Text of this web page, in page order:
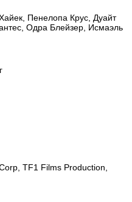
Пенелопа Крус, Дуайт
Одра Блейзер, Исмаэль
TF1 Films Production,